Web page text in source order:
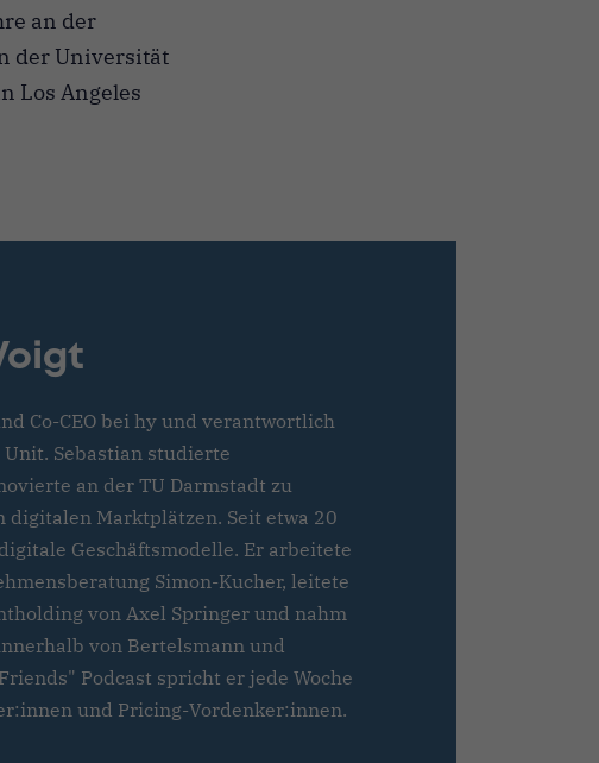
an der
der Universität
Los Angeles
Co-CEO bei hy und verantwortlich
Sebastian studierte
an der TU Darmstadt zu
Marktplätzen. Seit etwa 20
Geschäftsmodelle. Er arbeitete
Simon-Kucher, leitete
von Axel Springer und nahm
von Bertelsmann und
Podcast spricht er jede Woche
und Pricing-Vordenker:innen.